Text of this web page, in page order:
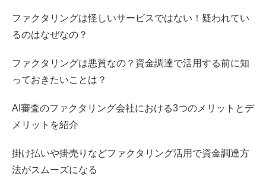
ファクタリングは怪しいサービスではない！疑われてい
るのはなぜなの？
ファクタリングは悪質なの？資金調達で活用する前に知
っておきたいことは？
AI審査のファクタリング会社における3つのメリットとデ
メリットを紹介
掛け払いや掛売りなどファクタリング活用で資金調達方
法がスムーズになる